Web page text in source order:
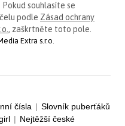
souhlasíte se
podle Zásad ochrany
, zaškrtněte toto pole.
Extra s.r.o.
čísla | Slovník puberťáků
| Nejtěžší české